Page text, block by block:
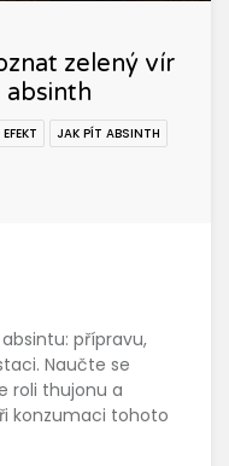
zelený vír
absinth
JAK PÍT ABSINTH
přípravu,
Naučte se
roli thujonu a
konzumaci tohoto